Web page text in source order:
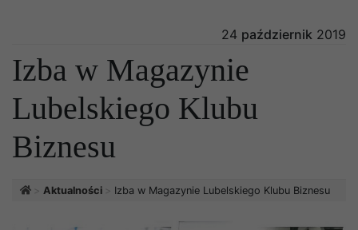
24 październik 2019
Izba w Magazynie
Lubelskiego Klubu
Biznesu
Aktualności Izba w Magazynie Lubelskiego Klubu Biznesu